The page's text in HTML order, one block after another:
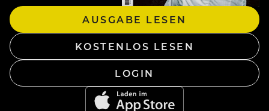
AUSGABE LESEN
KOSTENLOS LESEN
LOGIN